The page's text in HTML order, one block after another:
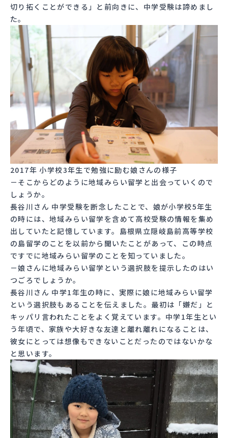
切り拓くことができる」と前向きに、中学受験は諦めまし
た。
2017年 小学校3年生で勉強に励む娘さんの様子
－そこからどのように地域みらい留学と出会っていくので
しょうか。
長谷川さん 中学受験を断念したことで、娘が小学校5年生
の時には、地域みらい留学を含めて高校受験の情報を集め
出していたと記憶しています。島根県立隠岐島前高等学校
の島留学のことを以前から聞いたことがあって、この時点
ですでに地域みらい留学のことを知っていました。
－娘さんに地域みらい留学という選択肢を提示したのはい
つごろでしょうか。
長谷川さん 中学1年生の時に、実際に娘に地域みらい留学
という選択肢もあることを伝えました。最初は「嫌だ」と
キッパリ言われたことをよく覚えています。中学1年生とい
う年頃で、家族や大好きな友達と離れ離れになることは、
彼女にとっては想像もできないことだったのではないかな
と思います。